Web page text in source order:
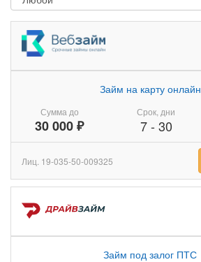
Сумма до
30 000 ₽
Займ на карту онлайн
Срок, дни
7- 30
Лиц. 19-035-50-009325
Займ под залог ПТС